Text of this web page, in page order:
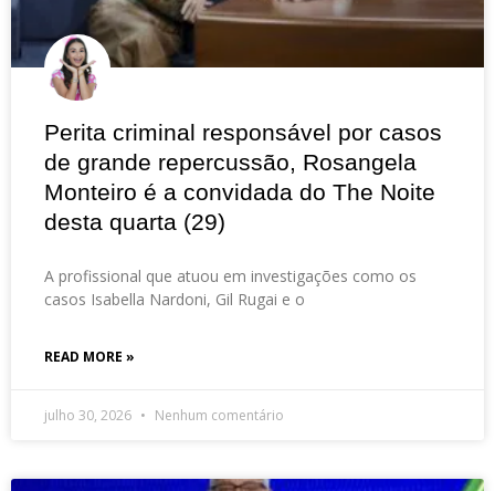
Perita criminal responsável por casos
de grande repercussão, Rosangela
Monteiro é a convidada do The Noite
desta quarta (29)
A profissional que atuou em investigações como os
casos Isabella Nardoni, Gil Rugai e o
READ MORE »
julho 30, 2026 Nenhum comentário